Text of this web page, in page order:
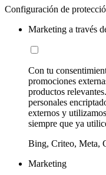
Configuración de
Marketing a través
Con tu
promociones
productos
personales
externos y
siempre que ya
Bing, Criteo, Meta,
Marketing